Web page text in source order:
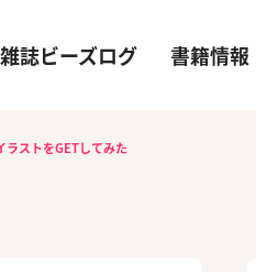
雑誌ビーズログ 書籍情報
ラストをGETしてみた